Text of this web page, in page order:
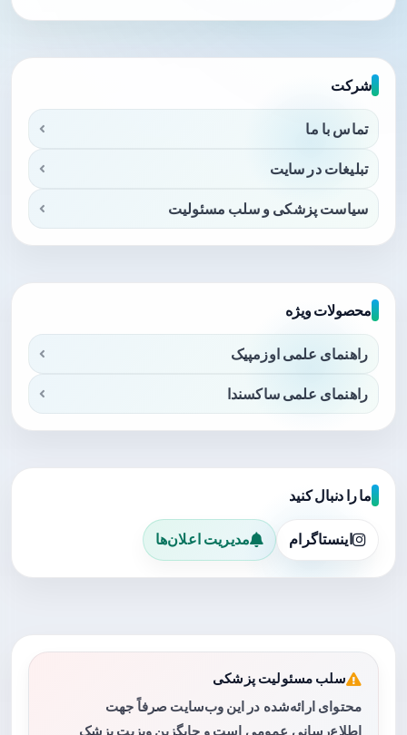
شرکت
تماس با ما
تبلیغات در سایت
سیاست پزشکی و سلب مسئولیت
محصولات ویژه
راهنمای علمی اوزمپیک
راهنمای علمی ساکسندا
ما را دنبال کنید
اینستاگرام مدیریت اعلان‌ها
سلب مسئولیت پزشکی
محتوای ارائه‌شده در این وب‌سایت صرفاً جهت
اطلاع‌رسانی عمومی است و جایگزین ویزیت پزشک